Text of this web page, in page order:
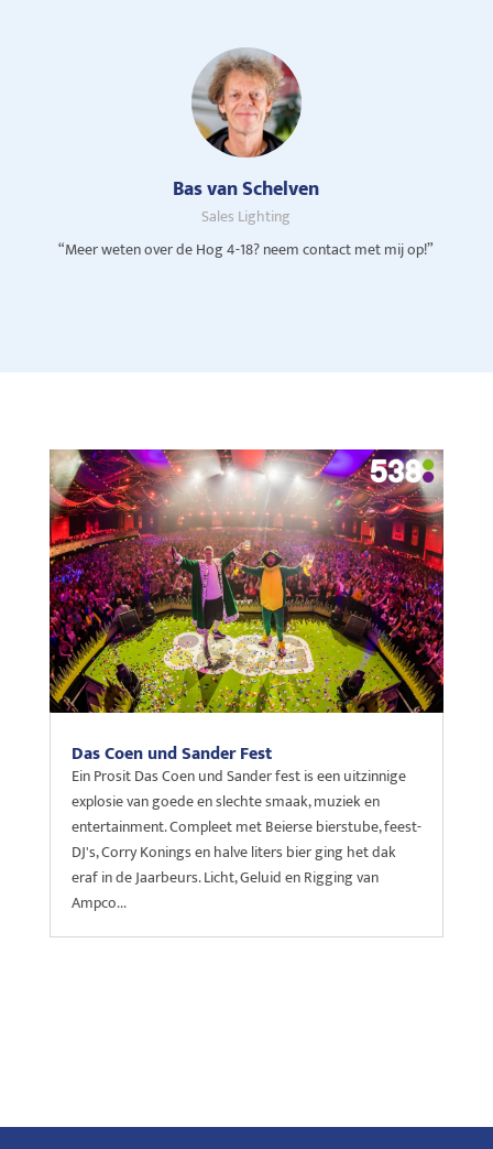
Bas van Schelven
Sales Lighting
“Meer weten over de Hog 4-18? neem contact met mij op!”
Das Coen und Sander Fest
Ein Prosit Das Coen und Sander fest is een uitzinnige
explosie van goede en slechte smaak, muziek en
entertainment. Compleet met Beierse bierstube, feest-
DJ's, Corry Konings en halve liters bier ging het dak
eraf in de Jaarbeurs. Licht, Geluid en Rigging van
Ampco...